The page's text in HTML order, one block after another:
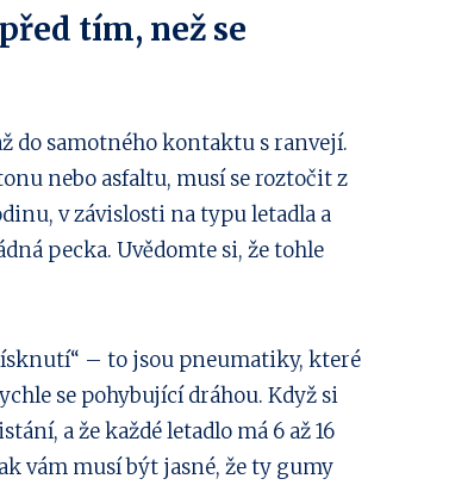
tím, než se
do samotného kontaktu s ranvejí.
nebo asfaltu, musí se roztočit z
v závislosti na typu letadla a
pecka. Uvědomte si, že tohle
– to jsou pneumatiky, které
se pohybující dráhou. Když si
a že každé letadlo má 6 až 16
vám musí být jasné, že ty gumy